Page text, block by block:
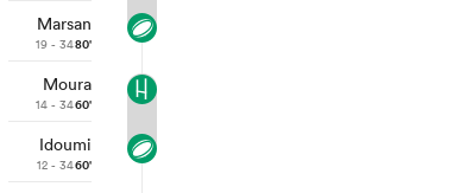
Marsan
19 - 3480'
Moura
14 - 3460'
Idoumi
12 - 3460'